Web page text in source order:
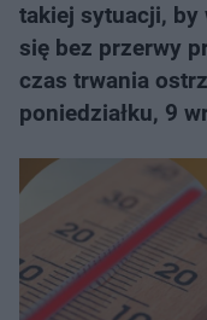
takiej sytuacji, by
się bez przerwy
czas trwania
poniedziałku, 9